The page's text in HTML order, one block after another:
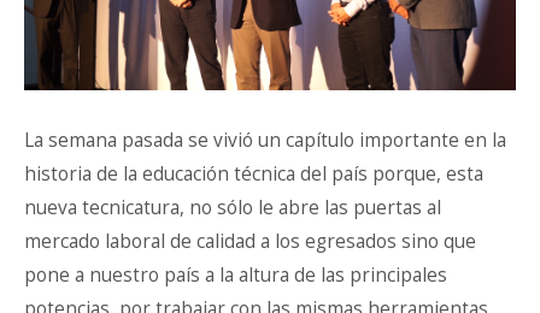
La semana pasada se vivió un capítulo importante en la
historia de la educación técnica del país porque, esta
nueva tecnicatura, no sólo le abre las puertas al
mercado laboral de calidad a los egresados sino que
pone a nuestro país a la altura de las principales